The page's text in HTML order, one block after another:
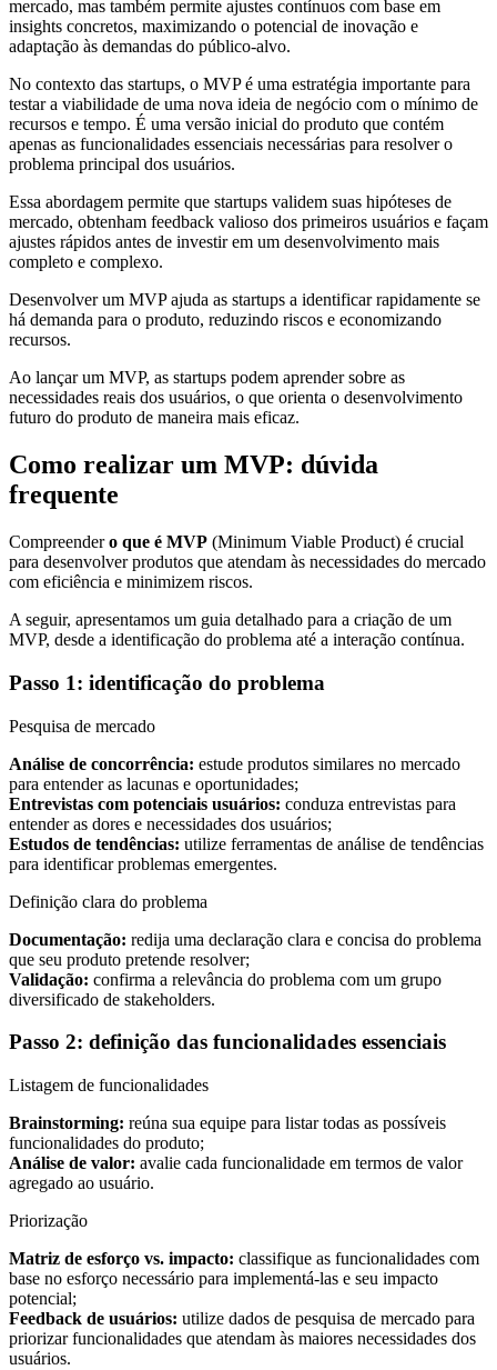
mercado, mas também permite ajustes contínuos com base em
insights concretos, maximizando o potencial de inovação e
adaptação às demandas do público-alvo.
No contexto das startups, o MVP é uma estratégia importante para
testar a viabilidade de uma nova ideia de negócio com o mínimo de
recursos e tempo. É uma versão inicial do produto que contém
apenas as funcionalidades essenciais necessárias para resolver o
problema principal dos usuários.
Essa abordagem permite que startups validem suas hipóteses de
mercado, obtenham feedback valioso dos primeiros usuários e façam
ajustes rápidos antes de investir em um desenvolvimento mais
completo e complexo.
Desenvolver um MVP ajuda as startups a identificar rapidamente se
há demanda para o produto, reduzindo riscos e economizando
recursos.
Ao lançar um MVP, as startups podem aprender sobre as
necessidades reais dos usuários, o que orienta o desenvolvimento
futuro do produto de maneira mais eficaz.
Como realizar um MVP: dúvida
frequente
Compreendero que é MVP (Minimum Viable Product) é crucial
para desenvolver produtos que atendam às necessidades do mercado
com eficiência e minimizem riscos.
A seguir, apresentamos um guia detalhado para a criação de um
MVP, desde a identificação do problema até a interação contínua.
Passo 1: identificação do problema
Pesquisa de mercado
Análise de concorrência: estude produtos similares no mercado
para entender as lacunas e oportunidades;
Entrevistas com potenciais usuários: conduza entrevistas para
entender as dores e necessidades dos usuários;
Estudos de tendências: utilize ferramentas de análise de tendências
para identificar problemas emergentes.
Definição clara do problema
Documentação: redija uma declaração clara e concisa do problema
que seu produto pretende resolver;
Validação: confirma a relevância do problema com um grupo
diversificado de stakeholders.
Passo 2: definição das funcionalidades essenciais
Listagem de funcionalidades
Brainstorming: reúna sua equipe para listar todas as possíveis
funcionalidades do produto;
Análise de valor: avalie cada funcionalidade em termos de valor
agregado ao usuário.
Priorização
Matriz de esforço vs. impacto: classifique as funcionalidades com
base no esforço necessário para implementá-las e seu impacto
potencial;
Feedback de usuários: utilize dados de pesquisa de mercado para
priorizar funcionalidades que atendam às maiores necessidades dos
usuários.